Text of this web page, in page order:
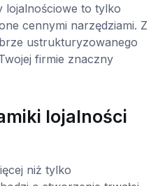
lojalnościowe to tylko
cennymi narzędziami. Z
ustrukturyzowanego
firmie znaczny
lojalności
niż tylko